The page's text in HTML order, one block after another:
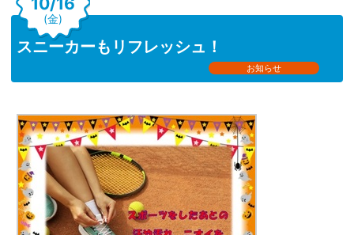
スニーカーもリフレッシュ！
お知らせ
(金)